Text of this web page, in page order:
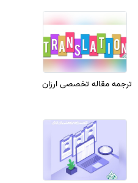
ترجمه مقاله تخصصی ارزان